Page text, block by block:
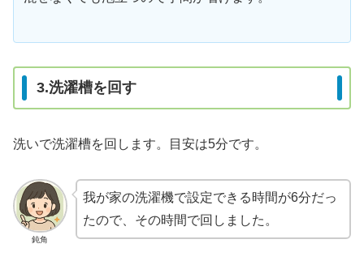
3.洗濯槽を回す
洗いで洗濯槽を回します。目安は5分です。
鈍角
我が家の洗濯機で設定できる時間が6分だっ
たので、その時間で回しました。